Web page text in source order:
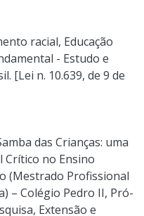
racial, Educação
- Estudo e
[Lei n. 10.639, de 9 de
das Crianças: uma
Crítico no Ensino
(Mestrado Profissional
– Colégio Pedro II, Pró-
Extensão e